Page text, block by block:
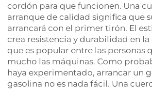
cordón para que funcionen. Una
arranque de calidad significa que
arrancará con el primer tirón. El
crea resistencia y durabilidad en
que es popular entre las personas
mucho las máquinas. Como
haya experimentado, arrancar un
gasolina no es nada fácil. Una